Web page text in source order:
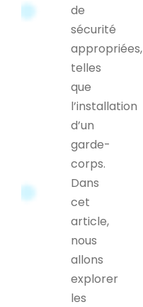
de
sécurité
appropriées,
telles
que
l’installation
d’un
garde-
corps.
Dans
cet
article,
nous
allons
explorer
les